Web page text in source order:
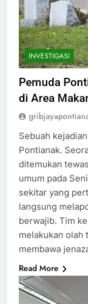
INVESTIGASI
Pemuda
di Area
Sebuah
Pontianak.
ditemukan
umum pada
sekitar yang
langsung
berwajib. Tim
melakukan olah
membawa
Read More